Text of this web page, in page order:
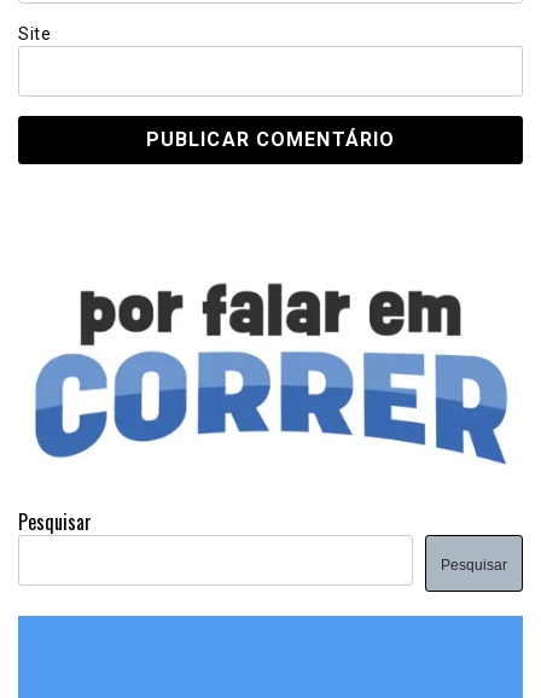
Site
Pesquisar
Pesquisar